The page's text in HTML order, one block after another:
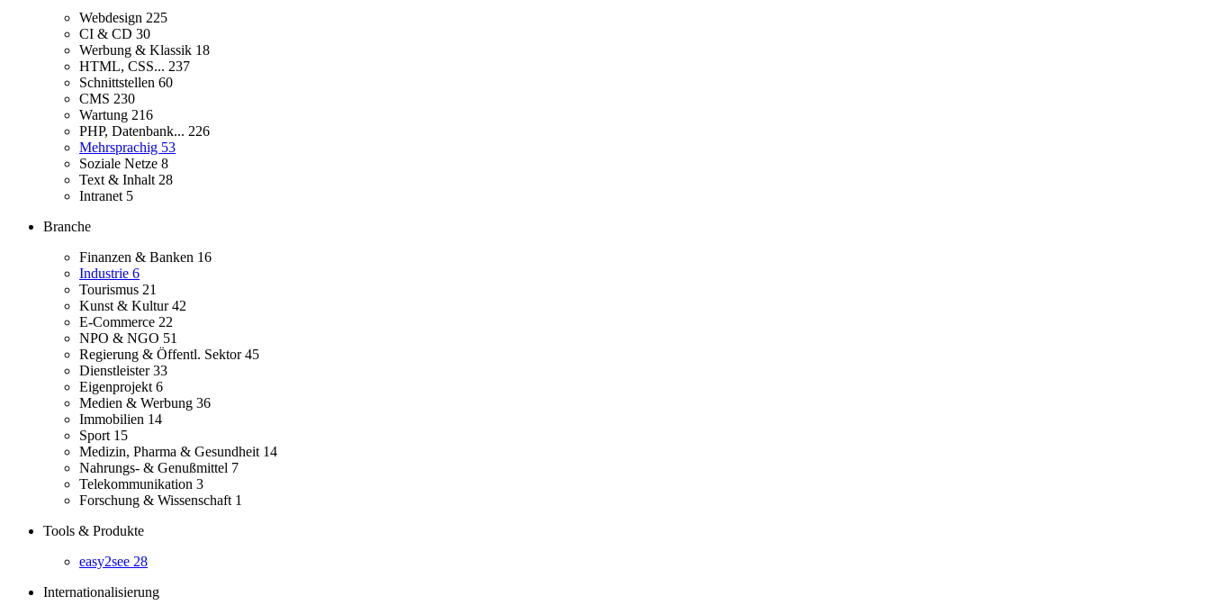
Webdesign 225
CI & CD 30
Werbung & Klassik 18
HTML, CSS... 237
Schnittstellen 60
CMS 230
Wartung 216
PHP, Datenbank... 226
Mehrsprachig 53
Soziale Netze 8
Text & Inhalt 28
Intranet 5
Branche
Finanzen & Banken 16
Industrie 6
Tourismus 21
Kunst & Kultur42
E-Commerce 22
NPO & NGO 51
Regierung & Öffentl. Sektor45
Dienstleister33
Eigenprojekt 6
Medien & Werbung 36
Immobilien 14
Sport 15
Medizin, Pharma & Gesundheit 14
Nahrungs- & Genußmittel 7
Telekommunikation 3
Forschung & Wissenschaft 1
Tools & Produkte
easy2see 28
Internationalisierung